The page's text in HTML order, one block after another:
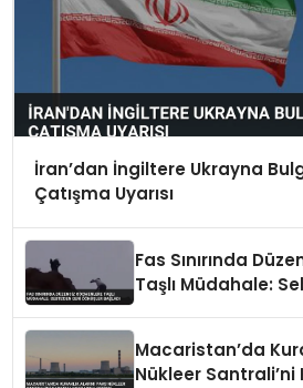
İran’dan İngiltere Ukrayna
Çatışma Uyarısı
Fas Sınırında
Taşlı Müdahale:
Macaristan’da
Nükleer